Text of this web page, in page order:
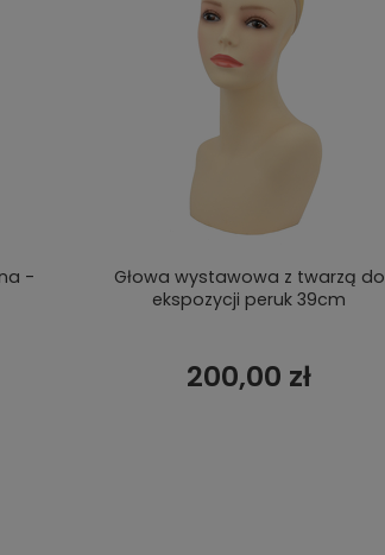
-
Głowa wystawowa z twarzą do
ekspozycji peruk 39cm
200,00 zł